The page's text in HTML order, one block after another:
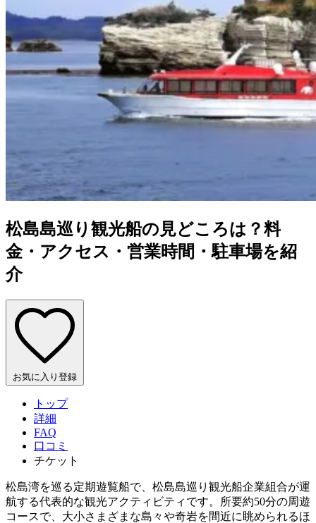
松島島巡り観光船の見どころは？料
金・アクセス・営業時間・駐車場を紹
介
お気に入り登録
トップ
詳細
FAQ
口コミ
チケット
松島湾を巡る定期遊覧船で、松島島巡り観光船企業組合が運
航する代表的な観光アクティビティです。所要約50分の周遊
コースで、大小さまざまな島々や奇岩を間近に眺められるほ